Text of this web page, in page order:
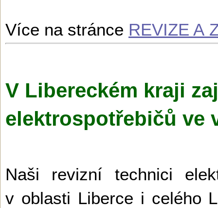
Více na stránce REVIZE A
V Libereckém kraji
elektrospotřebičů ve
Naši revizní technici
v oblasti Liberce i celého